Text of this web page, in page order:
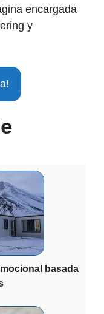
encargada
y
basada